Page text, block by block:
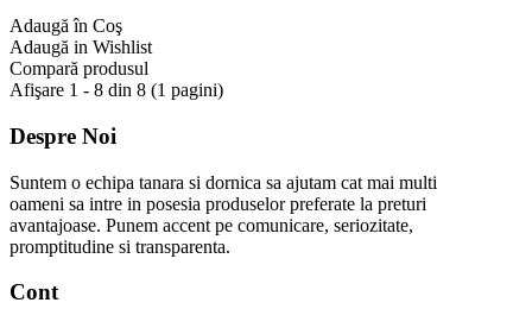
Adaugă în Coş
Adaugă in Wishlist
Compară produsul
Afişare 1 - 8 din 8 (1 pagini)
Despre Noi
Suntem o echipa tanara si dornica sa ajutam cat mai multi
oameni sa intre in posesia produselor preferate la preturi
avantajoase. Punem accent pe comunicare, seriozitate,
promptitudine si transparenta.
Cont